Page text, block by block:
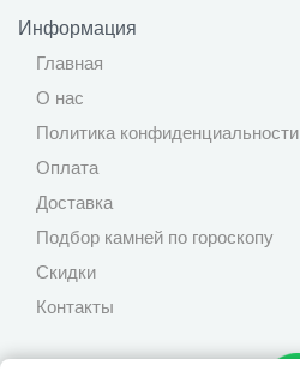
Информация
Главная
О нас
Политика конфиденциальности
Оплата
Доставка
Подбор камней по гороскопу
Скидки
Контакты